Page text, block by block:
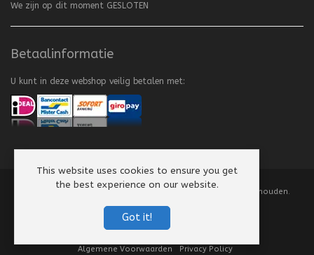
We zijn op dit moment GESLOTEN
Betaalinformatie
U kunt in deze webshop veilig betalen met:
2008-2026 Texel Vliegerhuis. Alle rechten voorbehouden.
Algemene Voorwaarden Privacy Policy
This website uses cookies to ensure you get
the best experience on our website.
Got it!